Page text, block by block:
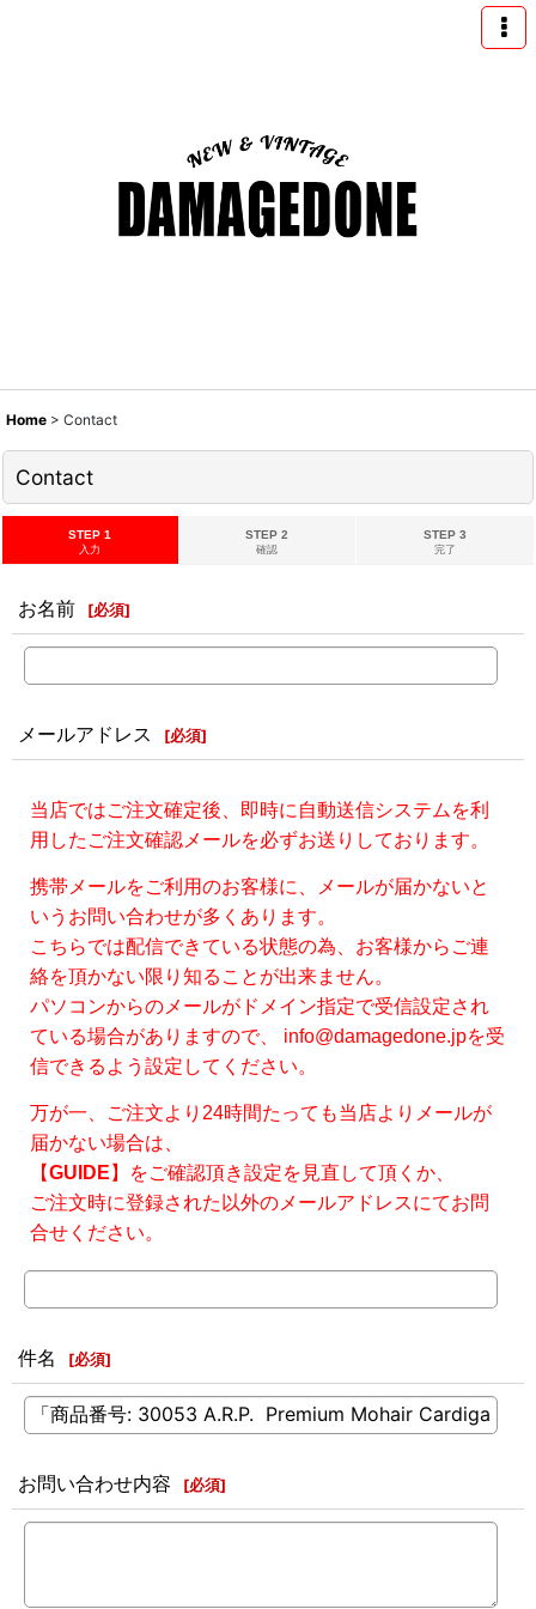
Home > Contact
Contact
STEP 1
入力
STEP 2
確認
STEP 3
完了
お名前 [必須]
メールアドレス [必須]
当店ではご注文確定後、即時に自動送信システムを利
用したご注文確認メールを必ずお送りしております。
携帯メールをご利用のお客様に、メールが届かないと
いうお問い合わせが多くあります。
こちらでは配信できている状態の為、お客様からご連
絡を頂かない限り知ることが出来ません。
パソコンからのメールがドメイン指定で受信設定され
ている場合がありますので、 info@damagedone.jpを受
信できるよう設定してください。
万が一、ご注文より24時間たっても当店よりメールが
届かない場合は、
【GUIDE 】をご確認頂き設定を見直して頂くか、
ご注文時に登録された以外のメールアドレスにてお問
合せください。
件名 [必須]
お問い合わせ内容 [必須]